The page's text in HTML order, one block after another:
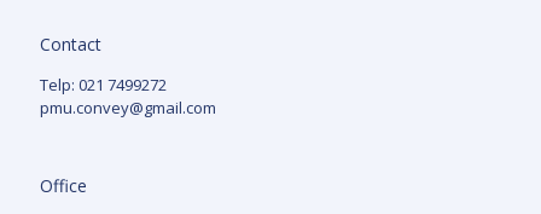
Contact
Telp: 021 7499272
pmu.convey@gmail.com
Office